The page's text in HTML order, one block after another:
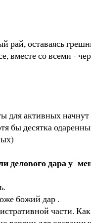
оставаясь
вместе со всеми -
активных
бы десятка
делового дара у
божий дар .
части.